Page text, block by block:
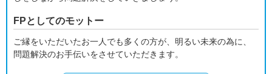
FPとしてのモットー
ご縁をいただいたお一人でも多くの方が、明るい未来の為に、
問題解決のお手伝いをさせていただきます。